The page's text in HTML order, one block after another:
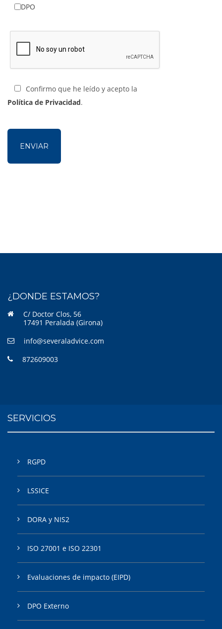
DPO
Confirmo que he leído y acepto la
Política de Privacidad.
¿DONDE ESTAMOS?
C/ Doctor Clos, 56
17491 Peralada (Girona)
info@severaladvice.com
872609003
SERVICIOS
RGPD
LSSICE
DORA y NIS2
ISO 27001 e ISO 22301
Evaluaciones de impacto (EIPD)
DPO Externo